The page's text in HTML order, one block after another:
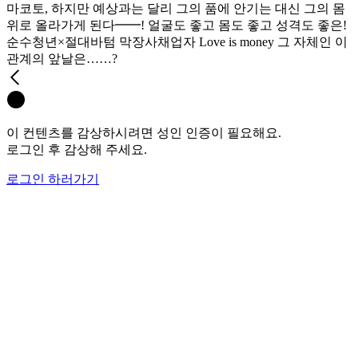
마코토, 하지만 예상과는 달리 그의 품에 안기는 대신 그의 몸
위로 올라가게 된다━━! 얼굴도 좋고 몸도 좋고 성격도 좋은!
순수청년×절대바텀 막장사채업자 Love is money 그 자체인 이
관계의 앞날은……?
이 컨텐츠를 감상하시려면 성인 인증이 필요해요.
로그인 후 감상해 주세요.
로그인 하러가기